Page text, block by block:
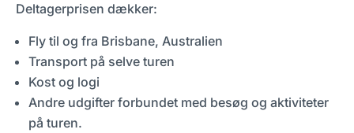
Deltagerprisen dækker:
Fly til og fra Brisbane, Australien
Transport på selve turen
Kost og logi
Andre udgifter forbundet med besøg og aktiviteter
på turen.